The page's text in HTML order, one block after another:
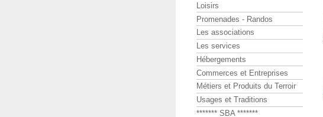
Loisirs
Promenades - Randos
Les associations
Les services
Hébergements
Commerces et Entreprises
Métiers et Produits du Terroir
Usages et Traditions
******* SBA *******